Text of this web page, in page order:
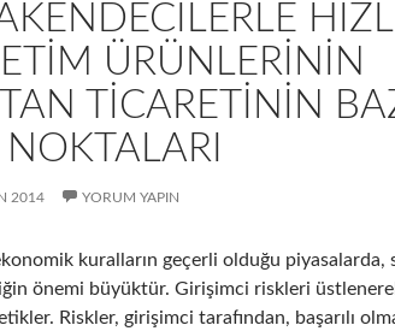
HIZLI
ÜRÜNLERININ
TICARETININ
NOKTALARI
2014 YORUM YAPIN
kuralların geçerli olduğu piyasalarda,
önemi büyüktür. Girişimci riskleri
Riskler, girişimci tarafından, başarılı